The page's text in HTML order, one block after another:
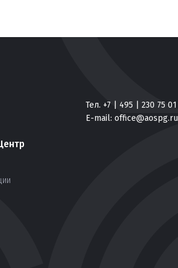
Тел. +7 | 495 | 230 75 01
E-mail:office@aospg.ru